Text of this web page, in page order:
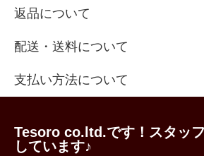
返品について
配送・送料について
支払い方法について
Tesoro co.ltd.です！スタッ
しています♪